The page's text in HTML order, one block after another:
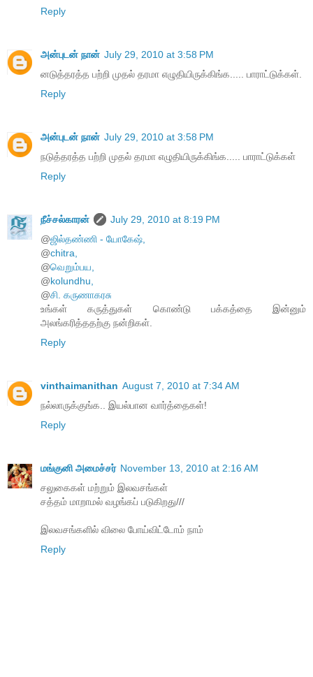
Reply
அன்புடன் நான் July 29, 2010 at 3:58 PM
னடுத்தரத்த பற்றி முதல் தரமா எழுதியிருக்கிங்க..... பாராட்டுக்கள்.
Reply
அன்புடன் நான் July 29, 2010 at 3:58 PM
நடுத்தரத்த பற்றி முதல் தரமா எழுதியிருக்கிங்க..... பாராட்டுக்கள்
Reply
நீச்சல்காரன்
July 29, 2010 at 8:19 PM
@ஜில்தண்ணி - யோகேஷ்,
@chitra,
@வெறும்பய,
@kolundhu,
@சி. கருணாகரசு
உங்கள் கருத்துகள் கொண்டு பக்கத்தை இன்னும்
அலங்கரித்ததற்கு நன்றிகள்.
Reply
vinthaimanithan August 7, 2010 at 7:34 AM
நல்லாருக்குங்க.. இயல்பான வார்த்தைகள்!
Reply
மங்குனி அமைச்சர் November 13, 2010 at 2:16 AM
சலுகைகள் மற்றும் இலவசங்கள்
சத்தம் மாறாமல் வழங்கப் படுகிறது///
இலவசங்களில் விலை போய்விட்டோம் நாம்
Reply